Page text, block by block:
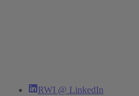
RWI @ LinkedIn